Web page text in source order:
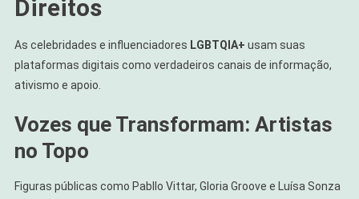
Direitos
As celebridades e influenciadores LGBTQIA+ usam suas
plataformas digitais como verdadeiros canais de informação,
ativismo e apoio.
Vozes que Transformam: Artistas
no Topo
Figuras públicas como Pabllo Vittar, Gloria Groove e Luísa Sonza